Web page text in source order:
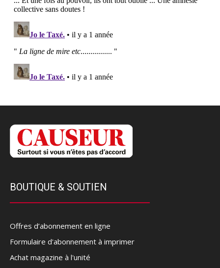
BOUTIQUE & SOUTIEN
Offres d’abonnement en ligne
Formulaire d'abonnement à imprimer
Achat magazine à l'unité